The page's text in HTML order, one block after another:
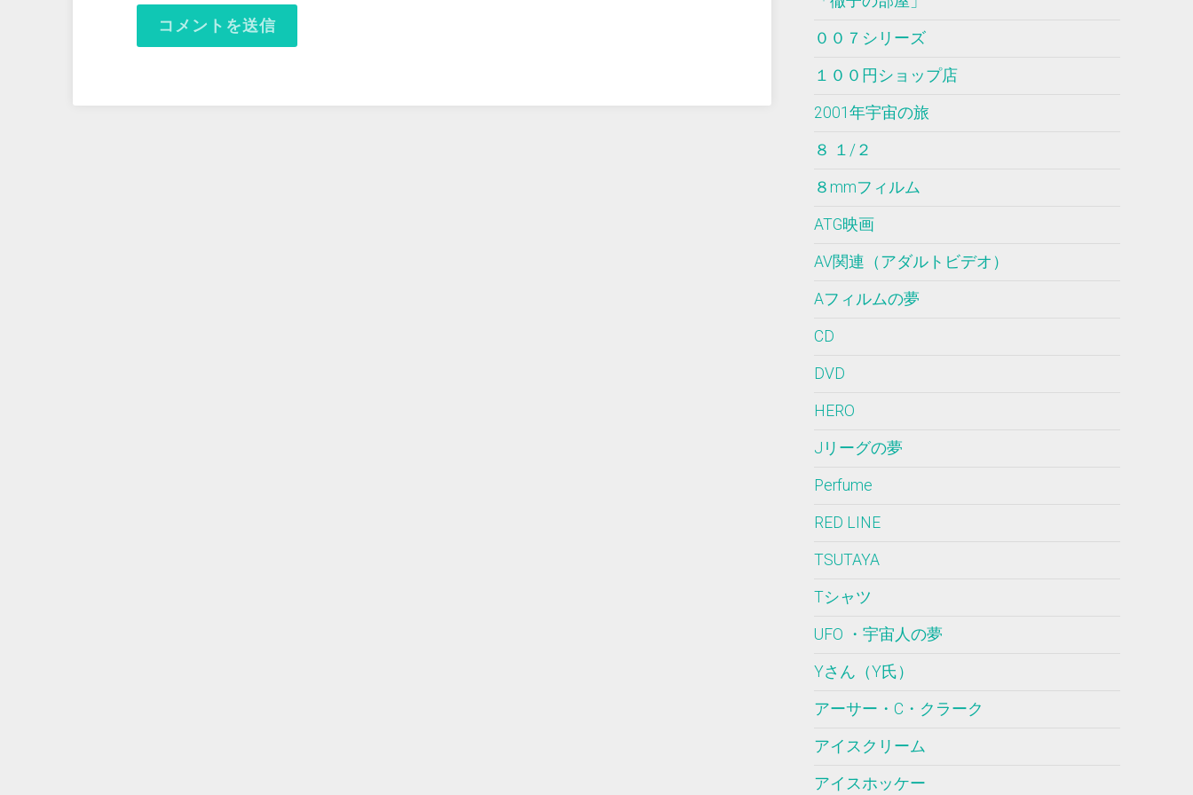
００７シリーズ
１００円ショップ店
2001年宇宙の旅
８ １/２
８mmフィルム
ATG映画
AV関連（アダルトビデオ）
Aフィルムの夢
CD
DVD
HERO
Jリーグの夢
Perfume
RED LINE
TSUTAYA
Tシャツ
UFO ・宇宙人の夢
Yさん（Y氏）
アーサー・C・クラーク
アイスクリーム
アイスホッケー